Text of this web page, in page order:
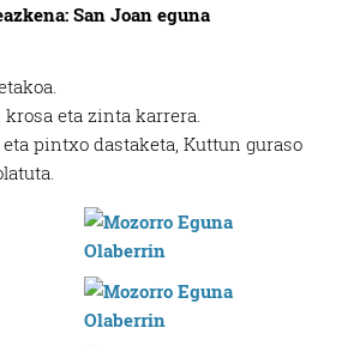
San Joan eguna
eta zinta karrera.
eta pintxo dastaketa, Kuttun guraso